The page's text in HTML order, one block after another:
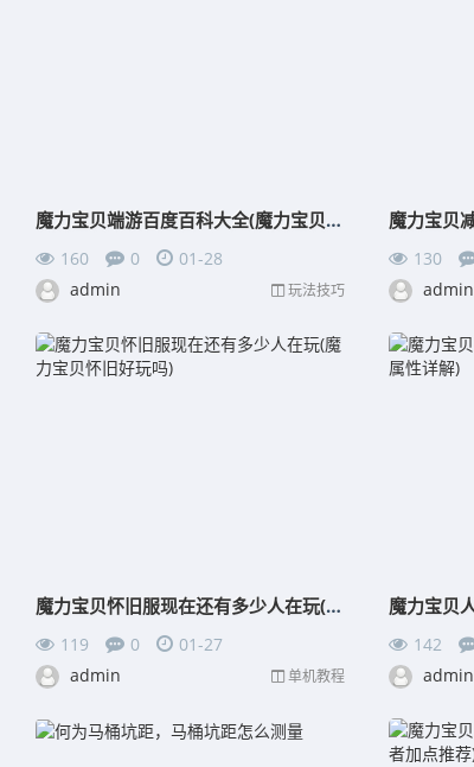
魔力宝贝端游百度百科大全(魔力宝贝端游什么时候出来的)
160 0
01-28
admin
玩法技巧
130
admin
魔力宝贝怀旧服现在还有多少人在玩(魔力宝贝怀旧好玩吗)
119 0
01-27
admin
单机教程
142
admin